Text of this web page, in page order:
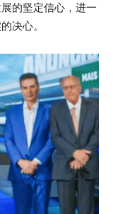
的坚定信心，进一
决心。